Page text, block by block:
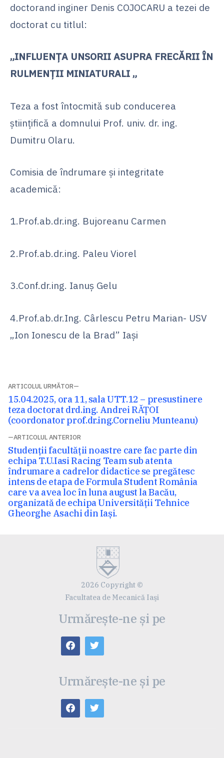
doctorand inginer Denis COJOCARU a tezei de
doctorat cu titlul:
„INFLUENȚA UNSORII ASUPRA FRECĂRII ÎN
RULMENȚII MINIATURALI „
Teza a fost întocmită sub conducerea
ştiinţifică a domnului Prof. univ. dr. ing.
Dumitru Olaru.
Comisia de îndrumare şi integritate
academică:
1.Prof.ab.dr.ing. Bujoreanu Carmen
2.Prof.ab.dr.ing. Paleu Viorel
3.Conf.dr.ing. Ianuş Gelu
4.Prof.ab.dr.Ing. Cârlescu Petru Marian- USV
„Ion Ionescu de la Brad” Iaşi
Navigare
în
articole
ARTICOLUL ANTERIOR
Articolul
anterior:
Studenții facultății noastre care fac parte din
echipa T.U.Iasi Racing Team sub atenta
îndrumare a cadrelor didactice se pregătesc
intens de etapa de Formula Student România
care va avea loc în luna august la Bacău,
organizată de echipa Universității Tehnice
Gheorghe Asachi din Iași.
ARTICOLUL URMĂTOR
Articolul
următor:
15.04.2025, ora 11, sala UTT.12 – presustinere
teza doctorat drd.ing. Andrei RĂȚOI
(coordonator prof.dr.ing.Corneliu Munteanu)
2026 Copyright ©
Facultatea de Mecanică Iaşi
Urmărește-ne și pe
Urmărește-ne și pe